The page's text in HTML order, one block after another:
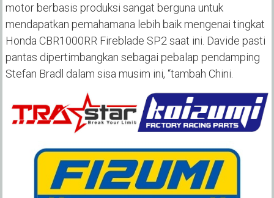
motor berbasis produksi sangat berguna untuk
mendapatkan pemahamana lebih baik mengenai tingkat
Honda CBR1000RR Fireblade SP2 saat ini. Davide pasti
pantas dipertimbangkan sebagai pebalap pendamping
Stefan Bradl dalam sisa musim ini, “tambah Chini.